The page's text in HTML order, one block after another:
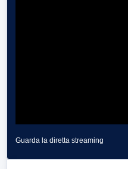
Guarda la diretta streaming